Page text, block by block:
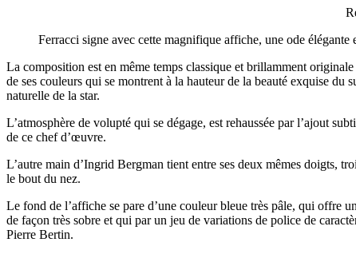
Ferracci signe avec cette magnifique affiche, une ode élégante
La composition est en même temps classique et brillamment
de ses couleurs qui se montrent à la hauteur de la beauté exquise du
naturelle de la star.
L’atmosphère de volupté qui se dégage, est rehaussée par l’ajout
de ce chef d’œuvre.
L’autre main d’Ingrid Bergman tient entre ses deux mêmes doigts,
le bout du nez.
Le fond de l’affiche se pare d’une couleur bleue très pâle, qui offre
de façon très sobre et qui par un jeu de variations de police de
Pierre Bertin.